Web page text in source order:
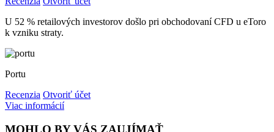
U 52 % retailových investorov došlo pri obchodovaní CFD u eToro
k vzniku straty.
Portu
Recenzia Otvoriť účet
Viac informácií
MOHLO BY VÁS ZAUJÍMAŤ